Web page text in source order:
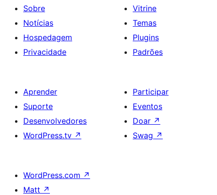
Sobre
Notícias
Hospedagem
Privacidade
Vitrine
Temas
Plugins
Padrões
Aprender
Suporte
Desenvolvedores
WordPress.tv ↗
Participar
Eventos
Doar ↗
Swag ↗
WordPress.com ↗
Matt ↗